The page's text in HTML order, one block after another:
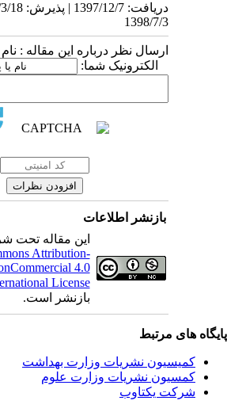
1398/7/3
ارسال نظر درباره این مقاله :
الکترونیک شما:
بازنشر اطلاعات
این مقاله تحت
Attribution-
4.0
License
بازنشر است.
های مرتبط
کمیسیون نشریات وزارت بهداشت
کمسیون نشریات وزارت علوم
شرکت یکتاوب